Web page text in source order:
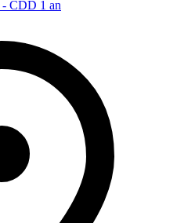
- CDD 1 an